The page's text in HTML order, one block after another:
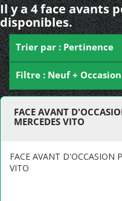
Il y a 4 face avants
disponibles.
Trier par : Pertinence
Filtre : Neuf + Occasion
FACE AVANT
MERCEDES VITO
FACE AVANT D'OCCASION
VITO